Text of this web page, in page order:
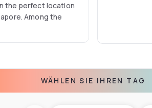
the perfect location
Among the
city in the world
WÄHLEN SIE IHREN TAG